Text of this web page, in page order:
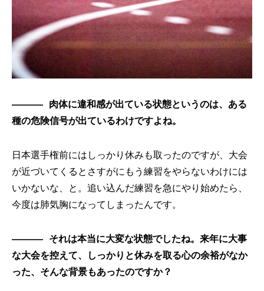
肉体に違和感が出ている状態というのは、ある
種の危険信号が出ているわけですよね。
日本選手権前にはしっかり休みも取ったのですが、大会
が近づいてくるとさすがにもう練習をやらないわけには
いかないな、と。追い込んだ練習を急にやり始めたら、
今度は肺気胸になってしまったんです。
それは本当に大変な状態でしたね。来年に大事
な大会を控えて、しっかりと休みを取る心の余裕がなか
った、そんな背景もあったのですか？